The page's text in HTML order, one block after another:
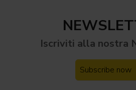
Iscriviti alla nostra
Subscribe now